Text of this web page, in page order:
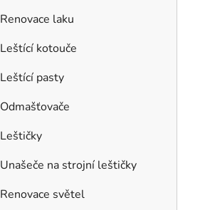
Renovace laku
Leštící kotouče
Leštící pasty
Odmašťovače
Leštičky
Unašeče na strojní leštičky
Renovace světel